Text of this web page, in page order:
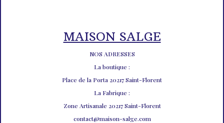
MAISON SALGE
NOS ADRESSES
La boutique :
Place de la Porta 20217 Saint-Florent
La Fabrique :
Zone Artisanale 20217 Saint-Florent
contact@maison-salge.com